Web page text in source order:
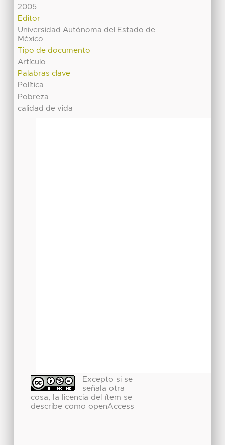
2005
Editor
Universidad Autónoma del Estado de
México
Tipo de documento
Artículo
Palabras clave
Política
Pobreza
calidad de vida
Excepto si se
señala otra
cosa, la licencia del ítem se
describe como openAccess